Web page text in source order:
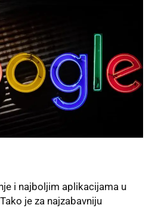
i najboljim aplikacijama u
je za najzabavniju